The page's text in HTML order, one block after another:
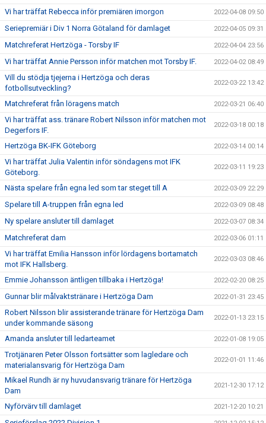
Vi har träffat Rebecca inför premiären imorgon 2022-04-08 09:50
Seriepremiär i Div 1 Norra Götaland för damlaget 2022-04-05 09:31
Matchreferat Hertzöga - Torsby IF 2022-04-04 23:56
Vi har träffat Annie Persson inför matchen mot Torsby IF. 2022-04-02 08:49
Vill du stödja tjejerna i Hertzöga och deras
fotbollsutveckling?
2022-03-22 13:42
Matchreferat från löragens match 2022-03-21 06:40
Vi har träffat ass. tränare Robert Nilsson inför matchen mot
Degerfors IF.
2022-03-18 00:18
Hertzöga BK-IFK Göteborg 2022-03-14 00:14
Vi har träffat Julia Valentin inför söndagens mot IFK
Göteborg.
2022-03-11 19:23
Nästa spelare från egna led som tar steget till A 2022-03-09 22:29
Spelare till A-truppen från egna led 2022-03-09 08:48
Ny spelare ansluter till damlaget 2022-03-07 08:34
Matchreferat dam 2022-03-06 01:11
Vi har träffat Emilia Hansson inför lördagens bortamatch
mot IFK Hallsberg.
2022-03-03 08:46
Emmie Johansson äntligen tillbaka i Hertzöga! 2022-02-20 08:25
Gunnar blir målvaktstränare i Hertzöga Dam 2022-01-31 23:45
Robert Nilsson blir assisterande tränare för Hertzöga Dam
under kommande säsong
2022-01-13 23:15
Amanda ansluter till ledarteamet 2022-01-08 19:05
Trotjänaren Peter Olsson fortsätter som lagledare och
materialansvarig för Hertzöga Dam
2022-01-01 11:46
Mikael Rundh är ny huvudansvarig tränare för Hertzöga
Dam
2021-12-30 17:12
Nyförvärv till damlaget 2021-12-20 10:21